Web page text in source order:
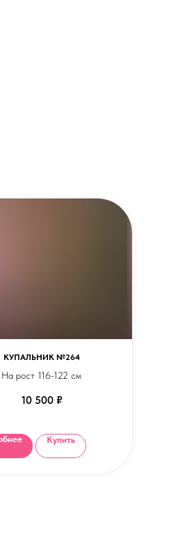
КУПАЛЬНИК №264
На рост 116-122 см
10 500 ₽
Купить